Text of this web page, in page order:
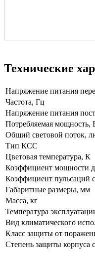
Технические
Напряжение питания
Частота, Гц
Напряжение питания
Потребляемая мощность,
Общий световой поток,
Тип КСС
Цветовая температура, К
Коэффициент мощности
Коэффициент пульсаций
Габаритные размеры, мм
Масса, кг
Температура
Вид климатического
Класс защиты от
Степень защиты корпуса